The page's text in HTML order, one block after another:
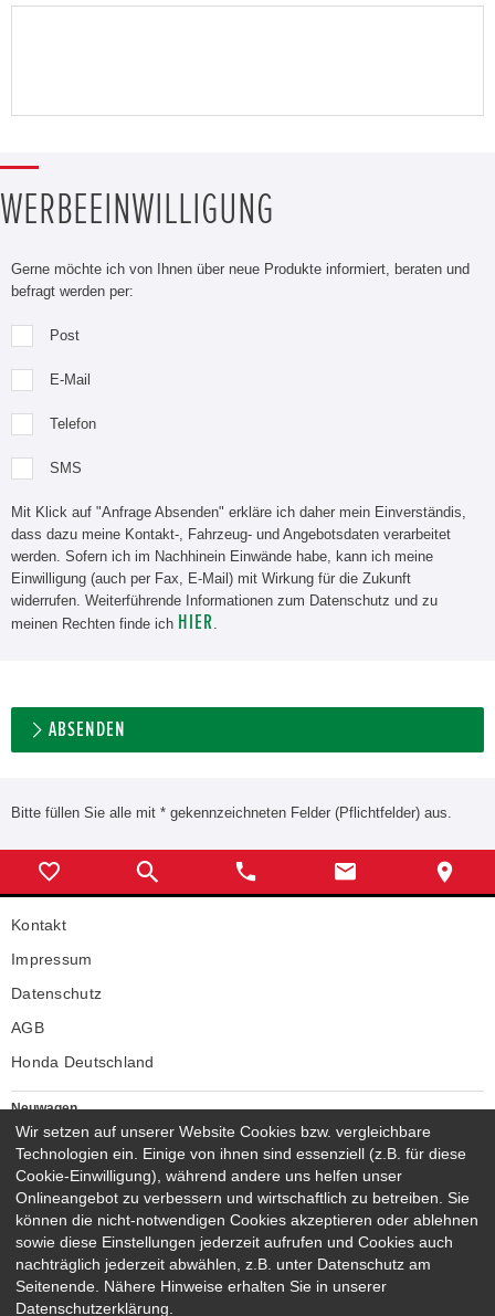
WERBEEINWILLIGUNG
Gerne möchte ich von Ihnen über neue Produkte informiert, beraten und
befragt werden per:
Post
E-Mail
Telefon
SMS
Mit Klick auf "Anfrage Absenden" erkläre ich daher mein Einverständis,
dass dazu meine Kontakt-, Fahrzeug- und Angebotsdaten verarbeitet
werden. Sofern ich im Nachhinein Einwände habe, kann ich meine
Einwilligung (auch per Fax, E-Mail) mit Wirkung für die Zukunft
widerrufen. Weiterführende Informationen zum Datenschutz und zu
meinen Rechten finde ich HIER.
ABSENDEN
Bitte füllen Sie alle mit * gekennzeichneten Felder (Pflichtfelder) aus.
Kontakt
Impressum
Datenschutz
AGB
Honda Deutschland
Neuwagen
Honda Neuwagen
Gebrauchtwagen
Honda Gebrauchtwagen
Honda Vorführwagen
Gesamtbestand
NEUWAGENMODELLE
HONDA JAZZ E:HEV
HONDA CIVIC E:HEV
Wir setzen auf unserer Website Cookies bzw. vergleichbare
Technologien ein. Einige von ihnen sind essenziell (z.B. für diese
Cookie-Einwilligung), während andere uns helfen unser
Onlineangebot zu verbessern und wirtschaftlich zu betreiben. Sie
können die nicht-notwendigen Cookies akzeptieren oder ablehnen
sowie diese Einstellungen jederzeit aufrufen und Cookies auch
nachträglich jederzeit abwählen, z.B. unter Datenschutz am
Seitenende. Nähere Hinweise erhalten Sie in unserer
Datenschutzerklärung.